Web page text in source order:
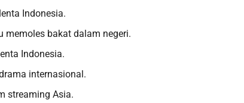
Indonesia.
memoles bakat dalam negeri.
Indonesia.
internasional.
streaming Asia.